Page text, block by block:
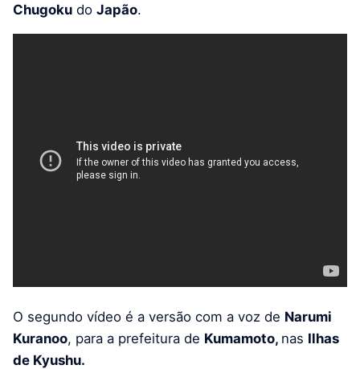
Chugoku do Japão.
O segundo vídeo é a versão com a voz de Narumi
Kuranoo, para a prefeitura de Kumamoto, nas Ilhas
de Kyushu.